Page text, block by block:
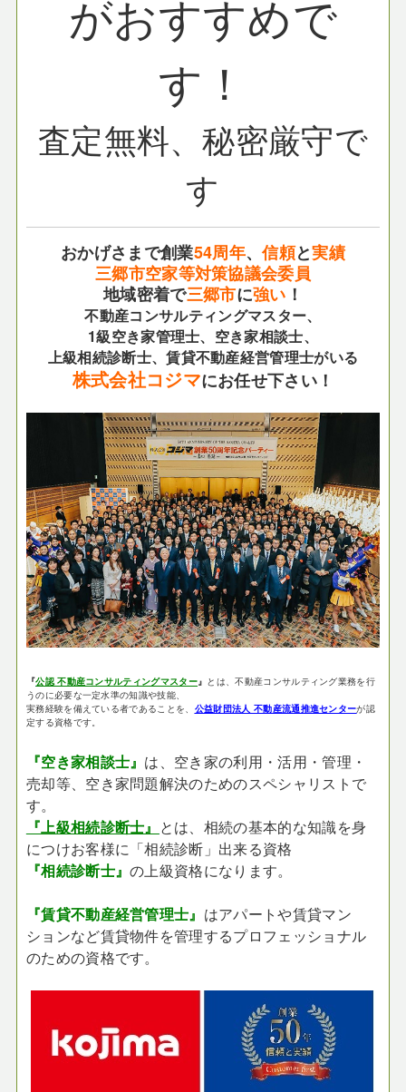
がおすすめで
す！
査定無料、秘密厳守で
す
おかげさまで創業54周年、信頼と実績
三郷市空家等対策協議会委員
地域密着で三郷市に強い ！
不動産コンサルティングマスター、
1級空き家管理士、空き家相談士、
上級相続診断士、賃貸不動産経営管理士がいる
株式会社コジマにお任せ下さい！
『公認 不動産コンサルティングマスター』 とは、不動産コンサルティング業務を行
うのに必要な一定水準の知識や技能、
実務経験を備えている者であることを、 公益財団法人 不動産流通推進センターが認
定する資格です。
『空き家相談士』 は、空き家の利用・活用・管理・
売却等、空き家問題解決のためのスペシャリストで
す。
『上級相続診断士』 とは、相続の基本的な知識を身
につけお客様に「相続診断」出来る資格
『相続診断士』の上級資格になります。
『賃貸不動産経営管理士』 はアパートや賃貸マン
ションなど賃貸物件を管理するプロフェッショナル
のための資格です。